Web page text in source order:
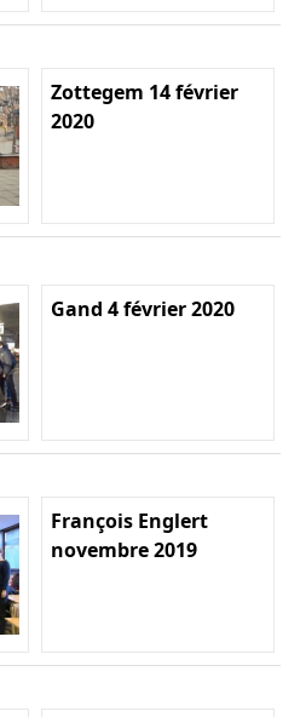
Zottegem 14 février
2020
Gand 4 février 2020
François Englert
novembre 2019